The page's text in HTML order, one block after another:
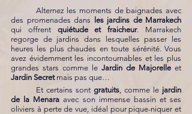
des promenades dans
qui offrent quiétude et fraicheur. Marrakech
regorge de jardins dans lesquelles passer les
heures les plus chaudes en toute sérénité. Vous
avez évidemment les incontournables et les plus
grandes stars comme le Jardin de Majorelle
Jardin Secret mais pas que…
	Et certains sont
gratuits, comme le jardin
de la Menara avec son immense bassin et ses
oliviers à perte de vue, idéal pour pique-niquer et